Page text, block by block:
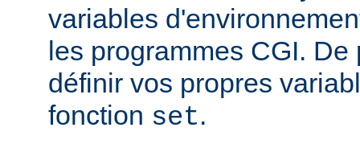
variables
les programmes CGI.
définir vos propres
fonction set.